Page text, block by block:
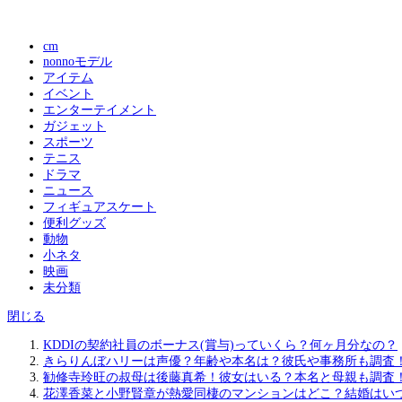
cm
nonnoモデル
アイテム
イベント
エンターテイメント
ガジェット
スポーツ
テニス
ドラマ
ニュース
フィギュアスケート
便利グッズ
動物
小ネタ
映画
未分類
閉じる
KDDIの契約社員のボーナス(賞与)っていくら？何ヶ月分なの？
きらりんぼハリーは声優？年齢や本名は？彼氏や事務所も調査！
勧修寺玲旺の叔母は後藤真希！彼女はいる？本名と母親も調査！
花澤香菜と小野賢章が熱愛同棲のマンションはどこ？結婚はい